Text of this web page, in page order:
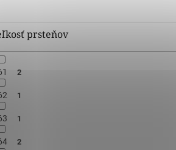
prsteňov
2
1
1
2